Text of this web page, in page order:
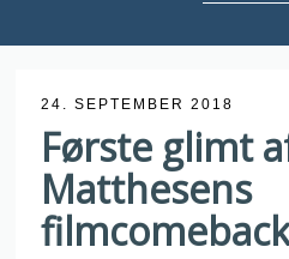
24. SEPTEMBER 2018
Første glimt
Matthesens